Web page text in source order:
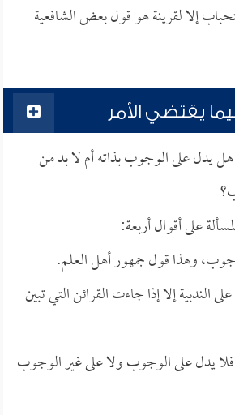
إلا لقرينة هو قول بعض الشافعية
يقتضي الأمر
هل يدل على الوجوب بذاته أم لا بد من
على أقوال أربعة:
وهذا قول جمهور أهل العلم.
الندبية إلا إذا جاءت القرائن التي تبين
يدل على الوجوب ولا على غير الوجوب